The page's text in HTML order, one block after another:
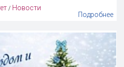
/ Новости
Подробнее